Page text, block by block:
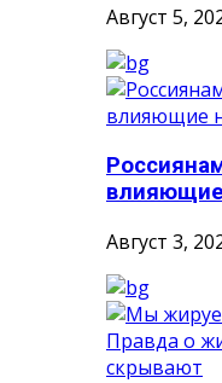
Август 5,
Август 3,